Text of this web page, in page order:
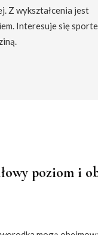
Z wykształcenia jest
Interesuje się
poziom i